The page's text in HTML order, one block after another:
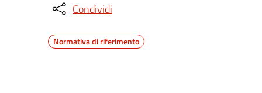
Condividi
Normativa di riferimento